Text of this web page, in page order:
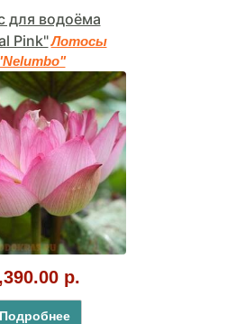
для водоёма
Pink"Лотосы
р.
Подробнее